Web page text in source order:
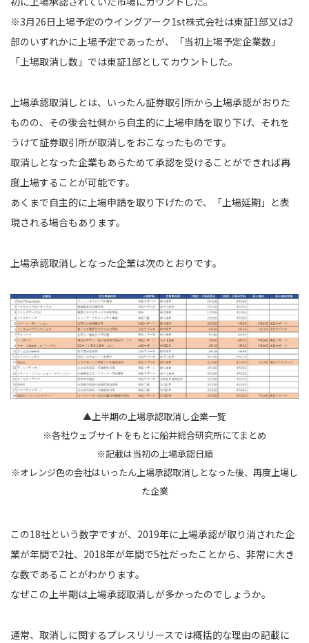
※3月26日上場予定のウイングアーク1st株式会社は東証1部又は2
部のいずれかに上場予定であったが、「当初上場予定企業数」
「上場取消し数」では東証1部としてカウントした。
上場承認取消しとは、いったん証券取引所から上場承認がおりた
ものの、その後会社側から自主的に上場申請を取り下げ、それを
うけて証券取引所が取消しをおこなったものです。
取消しとなった企業もあらためて承認を受けることができれば再
度上場することが可能です。
あくまで自主的に上場申請を取り下げたので、「上場延期」と表
現される場合もあります。
上場承認取消しとなった企業は次のとおりです。
▲上半期の上場承認取消し企業一覧
※各社ウェブサイトをもとに船井総合研究所にてまとめ
※記載は当初の上場承認日順
※オレンジ色の会社はいったん上場承認取消しとなった後、再度上場し
た企業
この18社という数字ですが、2019年に上場承認が取り消された企
業が年間で2社、2018年が年間で5社だったことから、非常に大き
な数であることがわかります。
なぜこの上半期は上場承認取消しが多かったのでしょうか。
通常、取消しに関するプレスリリースでは概括的な理由の記載に